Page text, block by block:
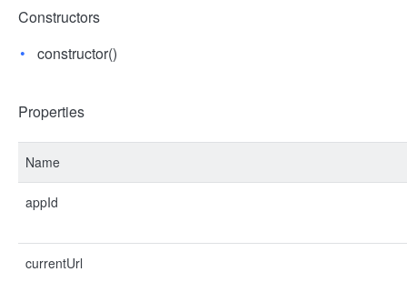
Constructors
constructor()
Properties
Name
appId
currentUrl